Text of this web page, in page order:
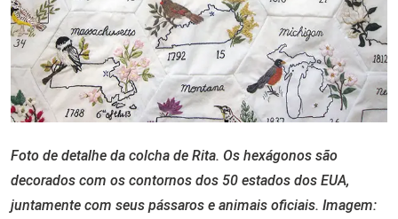
Foto de detalhe da colcha de Rita. Os hexágonos são
decorados com os contornos dos 50 estados dos EUA,
juntamente com seus pássaros e animais oficiais. Imagem: